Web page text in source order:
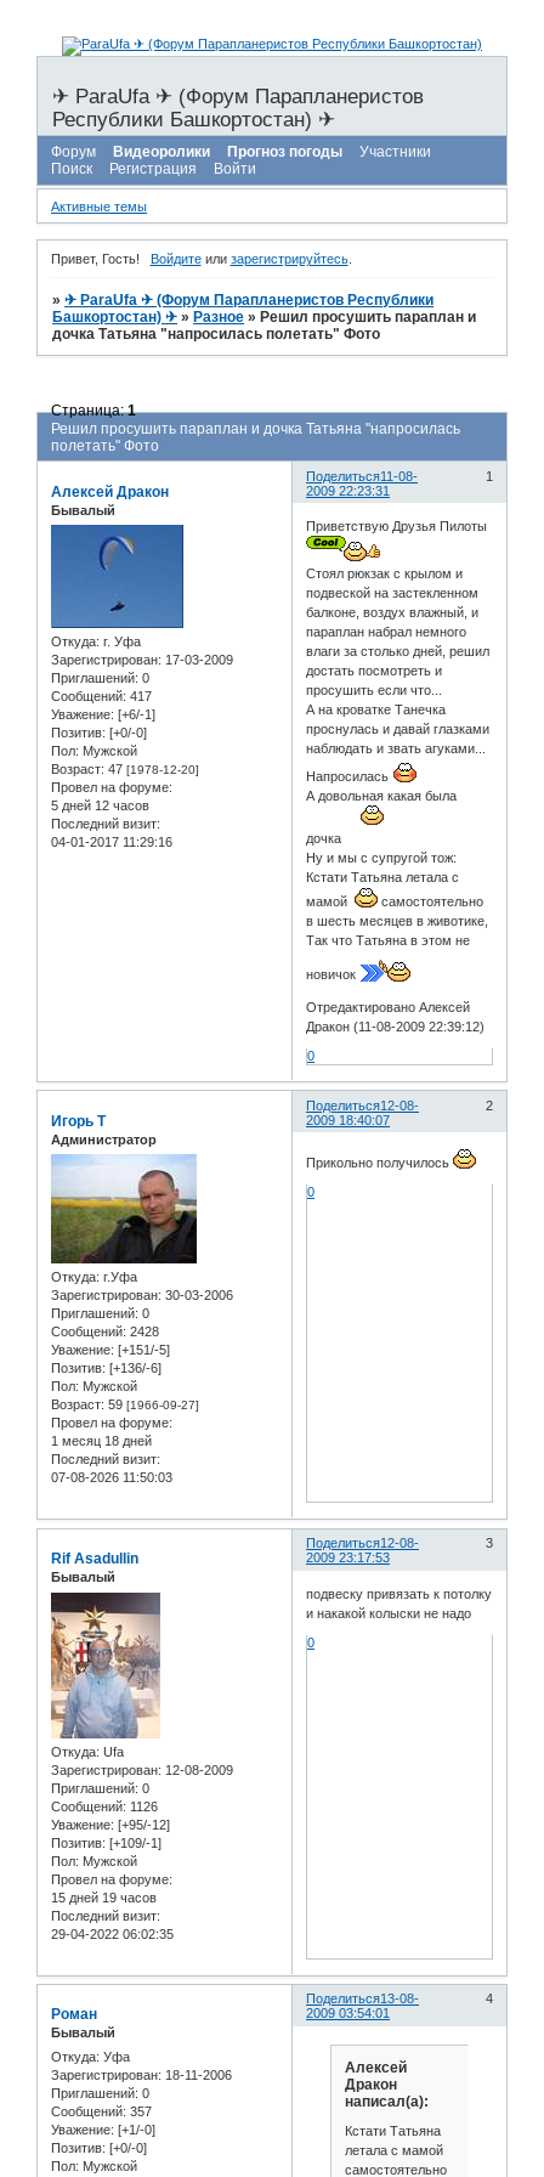
✈ ParaUfa ✈ (Форум Парапланеристов
Республики Башкортостан) ✈
Форум Видеоролики Прогноз погоды
Участники
Поиск
Регистрация Войти
Активные темы
Привет, Гость! Войдитеили зарегистрируйтесь.
»✈ ParaUfa ✈ (Форум Парапланеристов Республики
Башкортостан) ✈ » Разное » Решил просушить параплан и
дочка Татьяна "напросилась полетать" Фото
Решил просушить параплан и дочка Татьяна "напросилась
полетать" Фото
Страница:1
Поделиться 1
11-08-
2009 22:23:31
Алексей Дракон
Бывалый
Откуда: г. Уфа
Зарегистрирован: 17-03-2009
Приглашений: 0
Сообщений: 417
Уважение: [+6/-1]
Позитив: [+0/-0]
Пол: Мужской
Возраст: 47 [1978-12-20]
Провел на форуме:
5 дней 12 часов
Последний визит:
04-01-2017 11:29:16
Приветствую Друзья Пилоты
Стоял рюкзак с крылом и
подвеской на застекленном
балконе, воздух влажный, и
параплан набрал немного
влаги за столько дней, решил
достать посмотреть и
просушить если что...
А на кроватке Танечка
проснулась и давай глазками
наблюдать и звать агуками...
Напросилась
А довольная какая была
дочка
Ну и мы с супругой тож:
Кстати Татьяна летала с
мамой
самостоятельно
в шесть месяцев в животике,
Так что Татьяна в этом не
новичок
Отредактировано Алексей
Дракон (11-08-2009 22:39:12)
0
Поделиться 2
12-08-
2009 18:40:07
Игорь Т
Администратор
Откуда: г.Уфа
Зарегистрирован: 30-03-2006
Приглашений: 0
Сообщений: 2428
Уважение: [+151/-5]
Позитив: [+136/-6]
Пол: Мужской
Возраст: 59 [1966-09-27]
Провел на форуме:
1 месяц 18 дней
Последний визит:
07-08-2026 11:50:03
Прикольно получилось
0
Поделиться 3
12-08-
2009 23:17:53
Rif Asadullin
Бывалый
Откуда: Ufa
Зарегистрирован: 12-08-2009
Приглашений: 0
Сообщений: 1126
Уважение: [+95/-12]
Позитив: [+109/-1]
Пол: Мужской
Провел на форуме:
15 дней 19 часов
Последний визит:
29-04-2022 06:02:35
подвеску привязать к потолку
и накакой колыски не надо
0
Поделиться 4
13-08-
2009 03:54:01
Роман
Бывалый
Откуда: Уфа
Зарегистрирован: 18-11-2006
Приглашений: 0
Сообщений: 357
Уважение: [+1/-0]
Позитив: [+0/-0]
Пол: Мужской
Алексей
Дракон
написал(а):
Кстати Татьяна
летала с мамой
самостоятельно